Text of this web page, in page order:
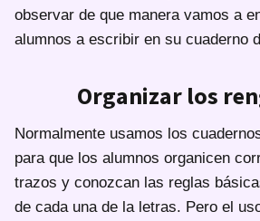
observar de que manera vamos a
alumnos a escribir en su cuaderno
Organizar los
Normalmente usamos los
para que los alumnos organicen
trazos y conozcan las reglas
de cada una de la letras. Pero el